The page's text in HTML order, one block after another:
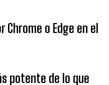
o Edge en el
potente de lo que